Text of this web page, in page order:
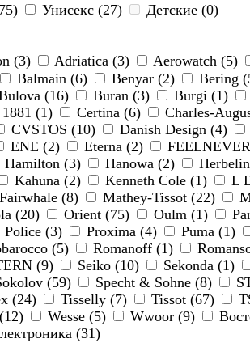
Унисекс (27) Детские (0)
(3)
Adriatica (3) Aerowatch (5)
Balmain (6) Benyar (2) Bering
(16) Buran (3) Burgi (1)
(1) Certina (6) Charles-
CVSTOS (10) Danish Design (4)
ENE (2) Eterna (2)
Hamilton (3) Hanowa (2)
Kahuna (2) Kenneth Cole (1) L
(8) Mathey-Tissot (22)
(20) Orient (75) Oulm (1)
Police (3) Proxima (4) Puma (1)
(5) Romanoff (1)
(9) Seiko (10) Sekonda (1)
(59) Specht & Sohne (8)
(24) Tisselly (7) Tissot (67)
Wesse (5) Wwoor (9)
(31)